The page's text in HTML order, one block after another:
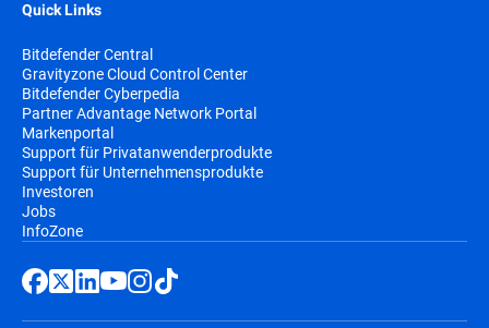
Quick Links
Bitdefender Central
Gravityzone Cloud Control Center
Bitdefender Cyberpedia
Partner Advantage Network Portal
Markenportal
Support für Privatanwenderprodukte
Support für Unternehmensprodukte
Investoren
Jobs
InfoZone